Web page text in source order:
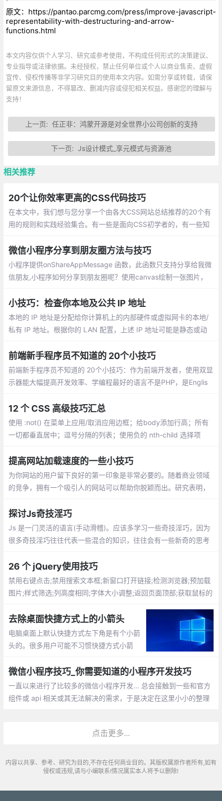
原文：https://pantao.parcmg.com/press/improve-javascript-
representability-with-destructuring-and-arrow-
functions.html
本文内容仅供个人学习、研究或参考使用，不构成任何形式的决策建议、
专业指导或法律依据。未经授权，禁止任何单位或个人以商业售卖、虚假
宣传、侵权传播等非学习研究目的使用本文内容。如需分享或转载，请保
留原文来源信息，不得篡改、删减内容或侵犯相关权益。感谢您的理解与
支持！
上一页: 任正非：鸿蒙开源是对全世界小公司创新的支持
下一页:Js设计模式_享元模式与资源池
相关推荐
20个让你效率更高的CSS代码技巧
在本文中，我们想与您分享一个由各大CSS网站总结推荐的20个有
用的规则和实践经验集合。有一些是面向CSS初学者的，有一些知
知识
微信小程序分享到朋友圈方法与技巧
小程序提供onShareAppMessage 函数，此函数只支持分享给我微
信朋友,小程序如何分享到朋友圈呢？使用canvas绘制一张图片，
小技巧：检查你本地及公共 IP 地址
本地的 IP 地址是分配给你计算机上的内部硬件或虚拟网卡的本地/
私有 IP 地址。根据你的 LAN 配置，上述 IP 地址可能是静态或动
的公共/外部 IP 地址。
前端新手程序员不知道的 20个小技巧
前端新手程序员不知道的 20个小技巧：作为前端开发者，使用双显
示器能大幅提高开发效率、学编程最好的语言不是PHP，是Englis
gle一下、把觉得不靠谱的需求放到最后做，很可能到时候需求就变
了...
12 个 CSS 高级技巧汇总
使用 :not() 在菜单上应用/取消应用边框；给body添加行高；所有
一切都垂直居中；逗号分隔的列表；使用负的 nth-child 选择项
ght；继承 box-sizing
提高网站加载速度的一些小技巧
为你网站的用户留下良好的第一印象是非常必要的。随着商业领域
的竞争，拥有一个吸引人的网站可以帮助你脱颖而出。研究表明，
探讨Js奇技淫巧
Js 是一门灵活的语言(手动滑稽)。应该多学习一些奇技淫巧，因为
很多奇技淫巧往往代表一些混合的知识，往往会有一些新奇的思考
26 个 jQuery使用技巧
禁用右键点击;禁用搜索文本框;新窗口打开链接;检测浏览器;预加载
图片;样式筛选;列高度相同;字体大小调整;返回页面顶部;获取鼠标的
去除桌面快捷方式上的小箭头
电脑桌面上默认快捷方式左下角是有个小箭
头的。很多用户可能不习惯快捷方式小箭
档的名称自己顺便命名即可），然后把下面
的这些英文全部复制到TXT文档内保存。把
TXT文档的扩展名改成 .bat
微信小程序技巧_你需要知道的小程序开发技巧
一直以来进行了比较多的微信小程序开发... 总会接触到一些和官方
组件或 api 相关或其无法解决的需求，于是决定在这里小小的整理
点击更多...
内容以共享、参考、研究为目的,不存在任何商业目的。其版权属原作者所有,如有
侵权或违规,请与小编联系!情况属实本人将予以删除!